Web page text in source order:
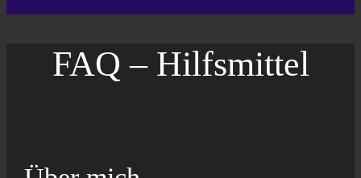
FAQ – Hilfsmittel